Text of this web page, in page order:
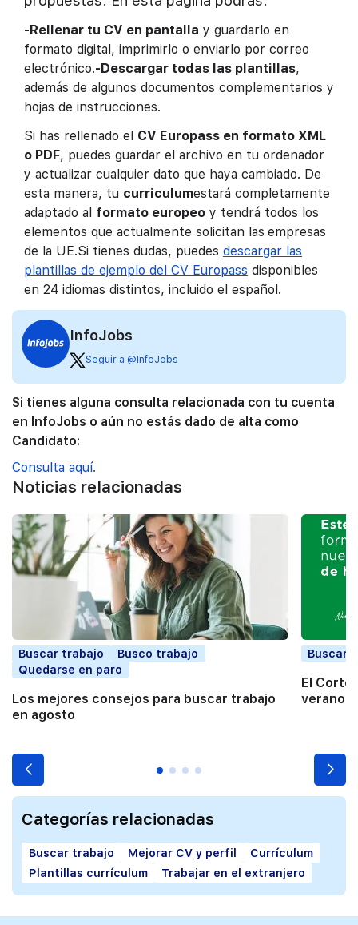
-Rellenar tu CV en pantalla y guardarlo en
formato digital, imprimirlo o enviarlo por correo
electrónico.-Descargar todas las plantillas,
además de algunos documentos complementarios y
hojas de instrucciones.
Si has rellenado el CV Europass en formato XML
o PDF, puedes guardar el archivo en tu ordenador
y actualizar cualquier dato que haya cambiado. De
esta manera, tu curriculumestará completamente
adaptado al formato europeo y tendrá todos los
elementos que actualmente solicitan las empresas
de la UE.Si tienes dudas, puedes descargar las
plantillas de ejemplo del CV Europass disponibles
en 24 idiomas distintos, incluido el español.
InfoJobs
Seguir a @InfoJobs
Si tienes alguna consulta relacionada con tu cuenta
en InfoJobs o aún no estás dado de alta como
Candidato:
Consulta aquí.
Noticias relacionadas
Buscar trabajo
Busco trabajo
Quedarse en paro
Los mejores consejos para buscar trabajo
en agosto
Buscar
El Corte
verano
Categorías relacionadas
Buscar trabajo Mejorar CV y perfil
Currículum
Plantillas currículum
Trabajar en el extranjero